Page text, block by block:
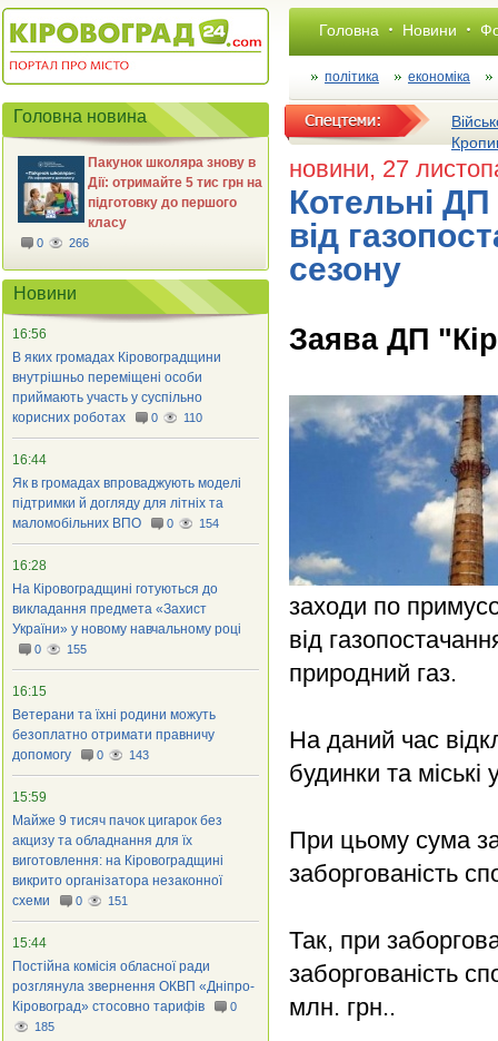
Головна Новини
політика економіка
новини, 27
Котельні
від
сезону
Заява ДП
заходи по
від
природний газ.
На даний час
будинки та міські
При цьому сума
заборгованість
Так, при
заборгованість
млн. грн..
Головна новина
Пакунок школяра знову в
Дії: отримайте 5 тис грн на
підготовку до першого
класу
0 266
Новини
16:56
В яких громадах Кіровоградщини
внутрішньо переміщені особи
приймають участь у суспільно
корисних роботах
0 110
16:44
Як в громадах впроваджують моделі
підтримки й догляду для літніх та
маломобільних ВПО
0 154
16:28
На Кіровоградщині готуються до
викладання предмета «Захист
України» у новому навчальному році
0 155
16:15
Ветерани та їхні родини можуть
безоплатно отримати правничу
допомогу
0 143
15:59
Майже 9 тисяч пачок цигарок без
акцизу та обладнання для їх
виготовлення: на Кіровоградщині
викрито організатора незаконної
схеми
0 151
15:44
Постійна комісія обласної ради
розглянула звернення ОКВП «Дніпро-
Кіровоград» стосовно тарифів
0
185